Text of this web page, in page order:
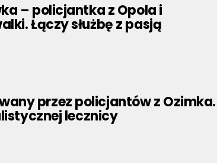
– policjantka z Opola i
Łączy służbę z pasją
przez policjantów z Ozimka.
lecznicy